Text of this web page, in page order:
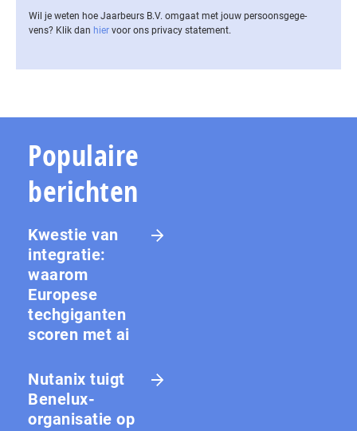
Wil je weten hoe Jaarbeurs B.V. omgaat met jouw per­soons­ge­ge­
vens? Klik dan hier voor ons privacy statement.
Populaire
berichten
Kwestie van
integratie:
waarom
Europese
techgiganten
scoren met ai
Nutanix tuigt
Benelux-
organisatie op